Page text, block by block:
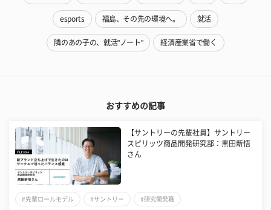
esports 福島、その先の環境へ。 就活
隣のあの子の、就活"ノート" 経済産業省で働く
おすすめの記事
【サントリーの先輩社員】サントリー
スピリッツ商品開発研究部：黒田新悟
さん
#先輩ロールモデル #サントリー #研究開発職